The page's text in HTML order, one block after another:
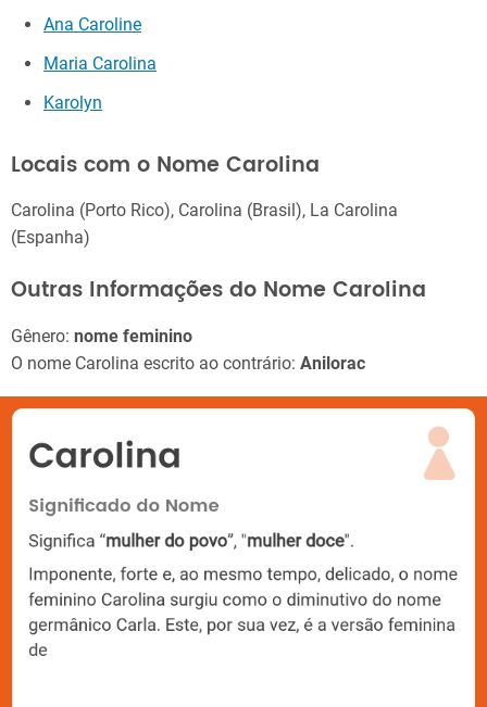
Ana Caroline
Maria Carolina
Karolyn
Locais com o Nome Carolina
Carolina (Porto Rico), Carolina (Brasil), La Carolina
(Espanha)
Outras Informações do Nome Carolina
Gênero: nome feminino
O nome Carolina escrito ao contrário: Anilorac